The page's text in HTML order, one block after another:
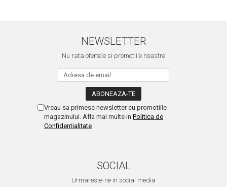
NEWSLETTER
Nu rata ofertele si promotiile noastre
Vreau sa primesc newsletter cu promotiile
magazinului. Afla mai multe in Politica de
Confidentialitate
SOCIAL
Urmareste-ne in social media